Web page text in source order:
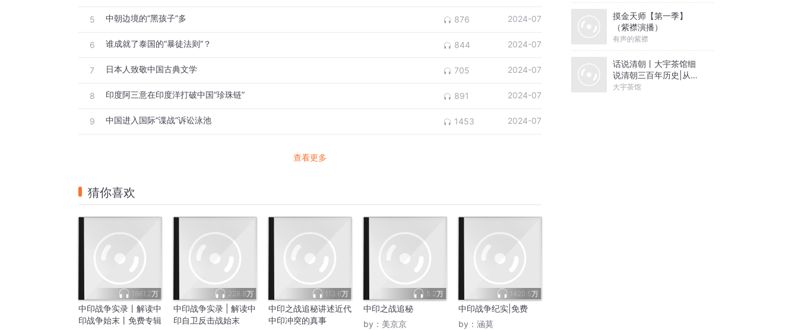
5 中朝边境的“黑孩子”多 876 2024-07
6 谁成就了泰国的“暴徒法则”？ 844 2024-07
7 日本人致敬中国古典文学 705 2024-07
8 印度阿三意在印度洋打破中国“珍珠链” 891 2024-07
9 中国进入国际“谍战”诉讼泳池 1453 2024-07
查看更多
猜你喜欢
1861.2万
中印战争实录丨解读中
印战争始末丨免费专辑
228.8万
中印战争实录 | 解读中
印自卫反击战始末
113.6万
中印之战追秘讲述近代
中印冲突的真事
5.2万
中印之战追秘
by： 美京京
1420.5万
中印战争纪实|免费
by： 涵莫
摸金天师【第一季】
（紫襟演播）
有声的紫襟
话说清朝丨大宇茶馆细
说清朝三百年历史|从努
尔哈赤到末代皇帝溥仪|
大宇茶馆